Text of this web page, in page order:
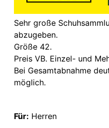
Sehr große
abzugeben.
Größe 42.
Preis VB. Einzel- und
Bei Gesamtabnahme
möglich.
Für: Herren